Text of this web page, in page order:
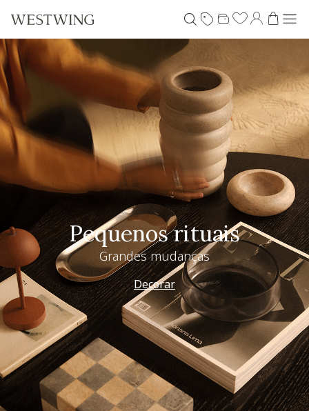
Pequenos rituais
Grandes mudanças
Decorar